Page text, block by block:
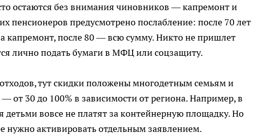
остаются без внимания чиновников — капремонт и
пенсионеров предусмотрено послабление: после 70 лет
капремонт, после 80 — всю сумму. Никто не пришлет
лично подать бумаги в МФЦ или соцзащиту.
тут скидки положены многодетным семьям и
от 30 до 100% в зависимости от региона. Например, в
детьми вовсе не платят за контейнерную площадку. Но
нужно активировать отдельным заявлением.